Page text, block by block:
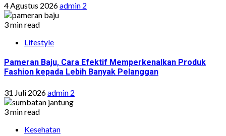
4 Agustus 2026admin 2
3 min read
Lifestyle
Pameran Baju, Cara Efektif Memperkenalkan Produk
Fashion kepada Lebih Banyak Pelanggan
31 Juli 2026admin 2
3 min read
Kesehatan